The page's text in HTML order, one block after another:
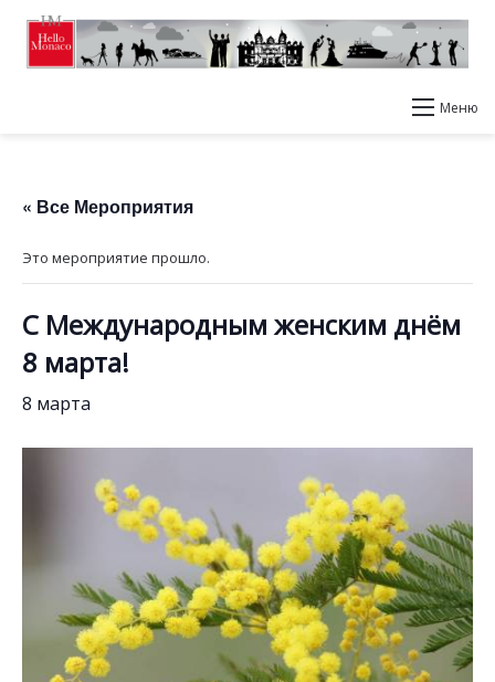
Меню
« Все Мероприятия
Это мероприятие прошло.
С Международным женским днём
8 марта!
8 марта